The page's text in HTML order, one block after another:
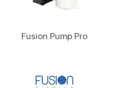
Fusion Pump Pro